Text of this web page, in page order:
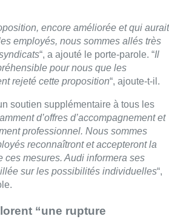
encore améliorée et qui aurait
employés, nous sommes allés très
“, a ajouté le porte-parole. “Il
pour nous que les
rejeté cette proposition“, ajoute-t-il.
soutien supplémentaire à tous les
d’offres d’accompagnement et
professionnel. Nous sommes
reconnaîtront et accepteront la
ces mesures. Audi informera ses
sur les possibilités individuelles“,
“une rupture